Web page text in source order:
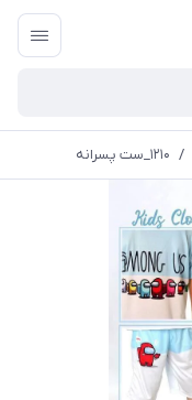
/ ۱۲۱۰_ست پسرانه